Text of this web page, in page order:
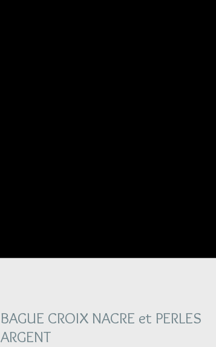
BAGUE CROIX NACRE et PERLES
ARGENT